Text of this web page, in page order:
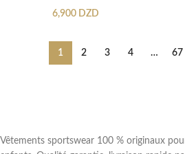
6,900 DZD
1 2 3 4 … 67
Vêtements sportswear 100 % originaux